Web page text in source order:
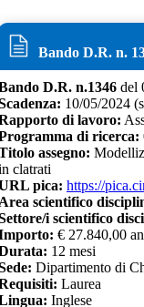
Bando D.R. n.
D.R. n.1346 del
10/05/2024
di lavoro:
di ricerca:
assegno:
clatrati
pica: https://
scientifico
i scientifico
€ 27.840,00
12 mesi
Dipartimento di
Laurea
Inglese